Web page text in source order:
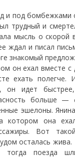
и под бомбежками
трудный и
мысль о скорой
ждал и писал
знакомый
он ехал вместе с
ехать полегче.
он идет
больше —
эшелоны.
котором она
Вот
осталась
поезда